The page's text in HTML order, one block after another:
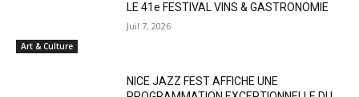
Art & Culture
LE 41e FESTIVAL VINS & GASTRONOMIE
Juil 7, 2026
NICE JAZZ FEST AFFICHE UNE